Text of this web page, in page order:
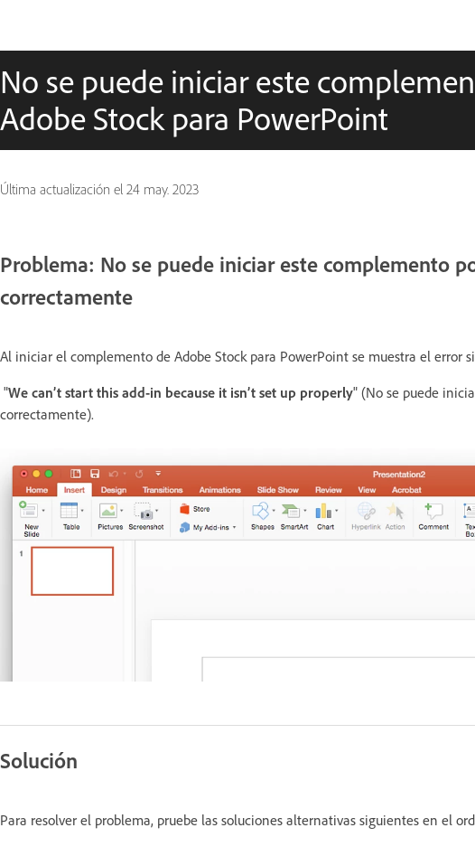
No se puede iniciar este
Adobe Stock para PowerPoint
Última actualización el 24 may. 2023
Problema: No se puede iniciar este complemento
correctamente
Al iniciar el complemento de Adobe Stock para PowerPoint se muestra el error
"We can’t start this add-in because it isn’t set up properly" (No se puede
correctamente).
Solución
Para resolver el problema, pruebe las soluciones alternativas siguientes en el